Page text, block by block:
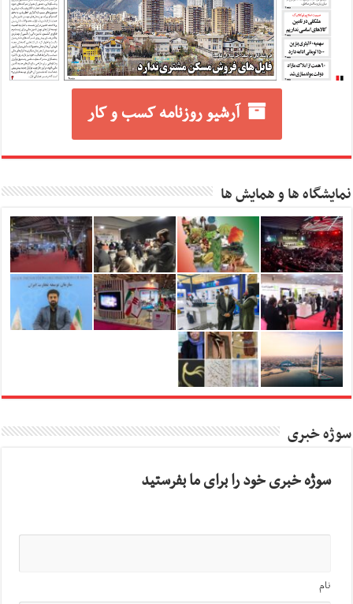
آرشیو روزنامه کسب و کار
نمایشگاه ها و همایش ها
سوژه خبری
سوژه خبری خود را برای ما بفرستید
نام